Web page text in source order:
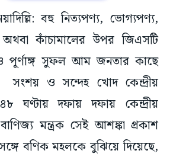
বহু নিত্যপণ্য, ভোগ্যপণ্য,
কাঁচামালের উপর জিএসটি
পূর্ণাঙ্গ সুফল আম জনতার কাছে
ও সন্দেহ খোদ কেন্দ্রীয়
ঘণ্টায় দফায় দফায় কেন্দ্রীয়
মন্ত্রক সেই আশঙ্কা প্রকাশ
বণিক মহলকে বুঝিয়ে দিয়েছে,